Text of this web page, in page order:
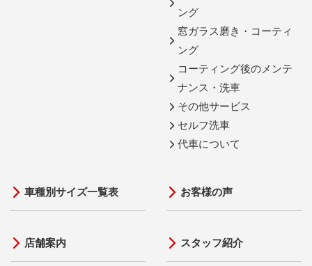
ング
窓ガラス磨き・コーティ
ング
コーティング後のメンテ
ナンス・洗車
その他サービス
セルフ洗車
代車について
車種別サイズ一覧表
店舗案内
お客様の声
スタッフ紹介